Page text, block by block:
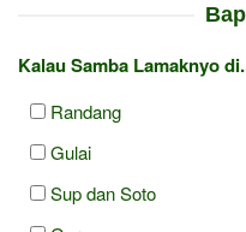
Kalau Samba Lamaknyo
Randang
Gulai
Sup dan Soto